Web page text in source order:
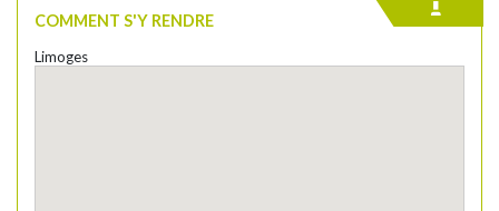
COMMENT S'Y RENDRE
Limoges